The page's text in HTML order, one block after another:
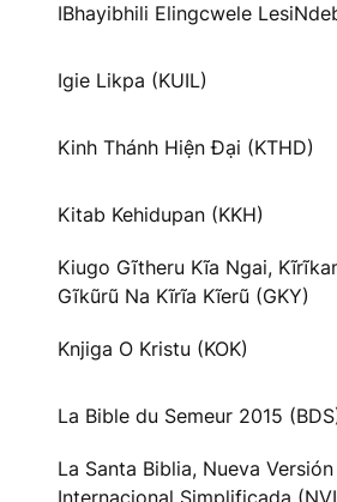
IBhayibhili Elingcwele
Igie Likpa (KUIL)
Kinh Thánh Hiện Đại (KTHD)
Kitab Kehidupan (KKH)
Kiugo Gĩtheru Kĩa Ngai,
Gĩkũrũ Na Kĩrĩa Kĩerũ (GKY)
Knjiga O Kristu (KOK)
La Bible du Semeur 2015
La Santa Biblia, Nueva Versión
Internacional Simplificada